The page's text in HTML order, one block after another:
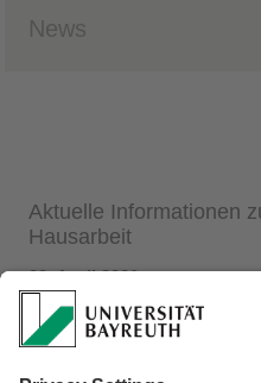
News
Aktuelle Informationen
Hausarbeit
09. April 2021
finden Siehier.